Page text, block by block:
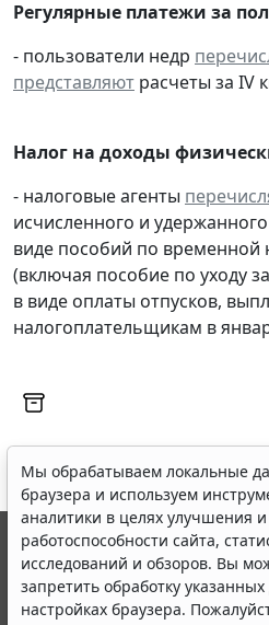
Регулярные платежи за
- пользователи недр
представляют расчеты за IV
Налог на доходы
- налоговые агенты
исчисленного и
виде пособий по временной
(включая пособие по уходу
в виде оплаты отпусков,
налогоплательщикам в
Мы обрабатываем локальные
браузера и используем
аналитики в целях улучшения
работоспособности сайта,
исследований и обзоров. Вы
запретить обработку
настройках браузера.
© ООО "НПП "ГАРАНТ-СЕРВИС",
выпускается с 1990 года.
являются участниками